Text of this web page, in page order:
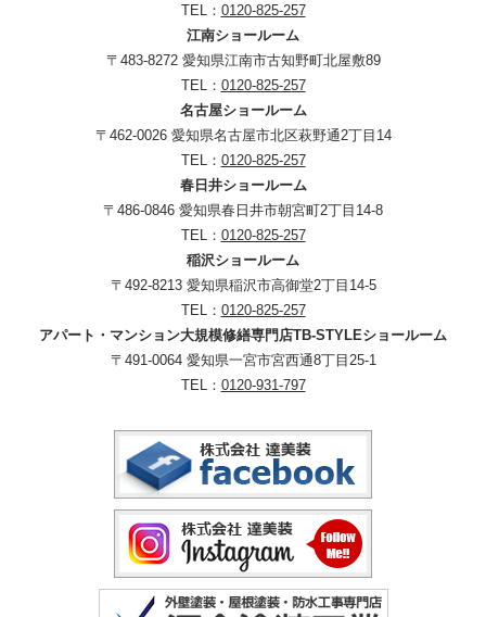
TEL： 0120-825-257
江南ショールーム
〒483-8272 愛知県江南市古知野町北屋敷89
TEL： 0120-825-257
名古屋ショールーム
〒462-0026 愛知県名古屋市北区萩野通2丁目14
TEL： 0120-825-257
春日井ショールーム
〒486-0846 愛知県春日井市朝宮町2丁目14-8
TEL： 0120-825-257
稲沢ショールーム
〒492-8213 愛知県稲沢市高御堂2丁目14-5
TEL： 0120-825-257
アパート・マンション大規模修繕専門店TB-STYLEショールーム
〒491-0064 愛知県一宮市宮西通8丁目25-1
TEL： 0120-931-797